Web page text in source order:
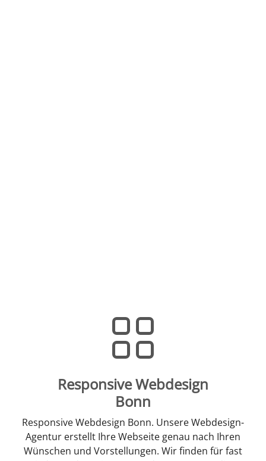
Responsive Webdesign
Bonn
Responsive Webdesign Bonn. Unsere Webdesign-
Agentur erstellt Ihre Webseite genau nach Ihren
Wünschen und Vorstellungen. Wir finden für fast